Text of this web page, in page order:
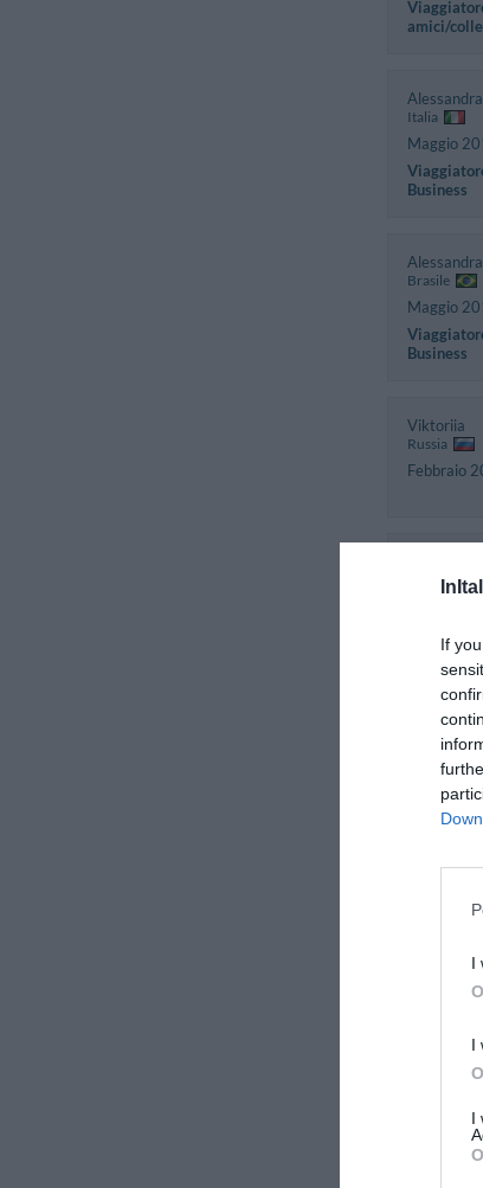
If
I
I
I
amici/
Alessandra
Italia
Maggio
Business
Alessandra
Brasile
Maggio
Business
Viktoriia
Russia
Febbraio
Malta
Giorgio
amici/
Nada
Agosto
amici/
Regno
Agosto
superiore